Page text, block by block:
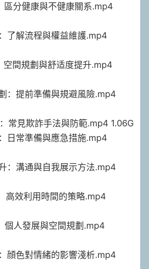
區分健康與不健康關系.mp4
了解流程與權益維護.mp4
空間規劃與舒适度提升.mp4
：提前準備與規避風險.mp4
常見欺詐手法與防範.mp4 1.06G
日常準備與應急措施.mp4
：溝通與自我展示方法.mp4
高效利用時間的策略.mp4
個人發展與空間規劃.mp4
顔色對情緒的影響淺析.mp4